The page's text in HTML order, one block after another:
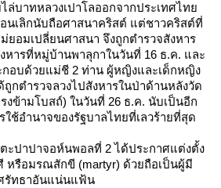
ล่บาทหลวงเปาโลออกจากประเทศไท
เลิกนับถือศาสนาคริสต์ แต่ชาวคริสต์ที่
ยอมเปลี่ยนศาสนา จึงถูกตำรวจสังหาร
ารที่หมู่บ้านพาลุกาในวันที่ 16 ธ.ค. และ
กอบด้วยแม่ชี 2 ท่าน ผู้หญิงและเด็กหญิง
กตำรวจลวงไปสังหารในป่าด้านหลังวัด
ข้ามโบสถ์) ในวันที่ 26 ธ.ค. นับเป็นอีก
ช้อำนาจของรัฐบาลไทยที่เลวร้ายที่สุด
ปาปาจอห์นพอลที่ 2 ได้ประกาศแต่งตั้ง
หรือมรณสักขี (martyr) ด้วยถือเป็นผู้มี
รัทธาอันแน่นแฟ้น